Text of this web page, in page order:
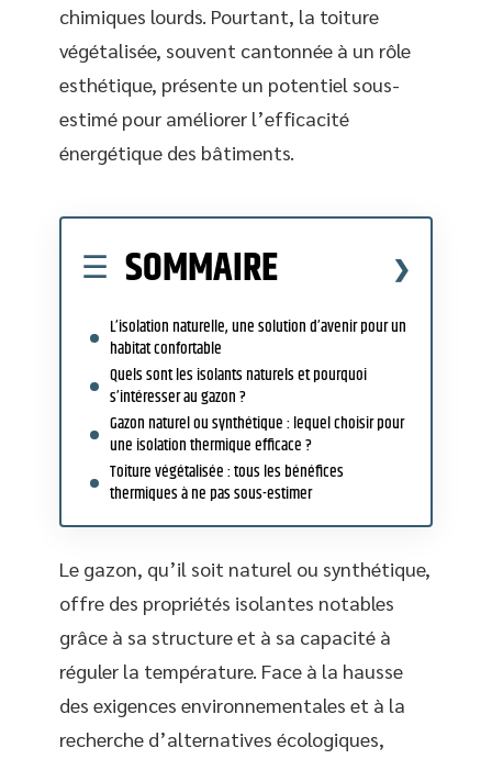
chimiques lourds. Pourtant, la toiture
végétalisée, souvent cantonnée à un rôle
esthétique, présente un potentiel sous-
estimé pour améliorer l’efficacité
énergétique des bâtiments.
SOMMAIRE
L’isolation naturelle, une solution d’avenir pour un
habitat confortable
Quels sont les isolants naturels et pourquoi
s’intéresser au gazon ?
Gazon naturel ou synthétique : lequel choisir pour
une isolation thermique efficace ?
Toiture végétalisée : tous les bénéfices
thermiques à ne pas sous-estimer
Le gazon, qu’il soit naturel ou synthétique,
offre des propriétés isolantes notables
grâce à sa structure et à sa capacité à
réguler la température. Face à la hausse
des exigences environnementales et à la
recherche d’alternatives écologiques,